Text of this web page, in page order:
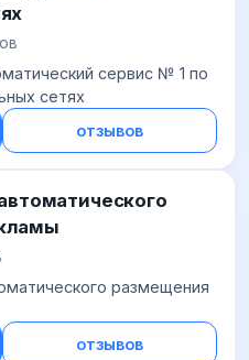
сервис № 1 по
сетях
отзывов
размещения
отзывов